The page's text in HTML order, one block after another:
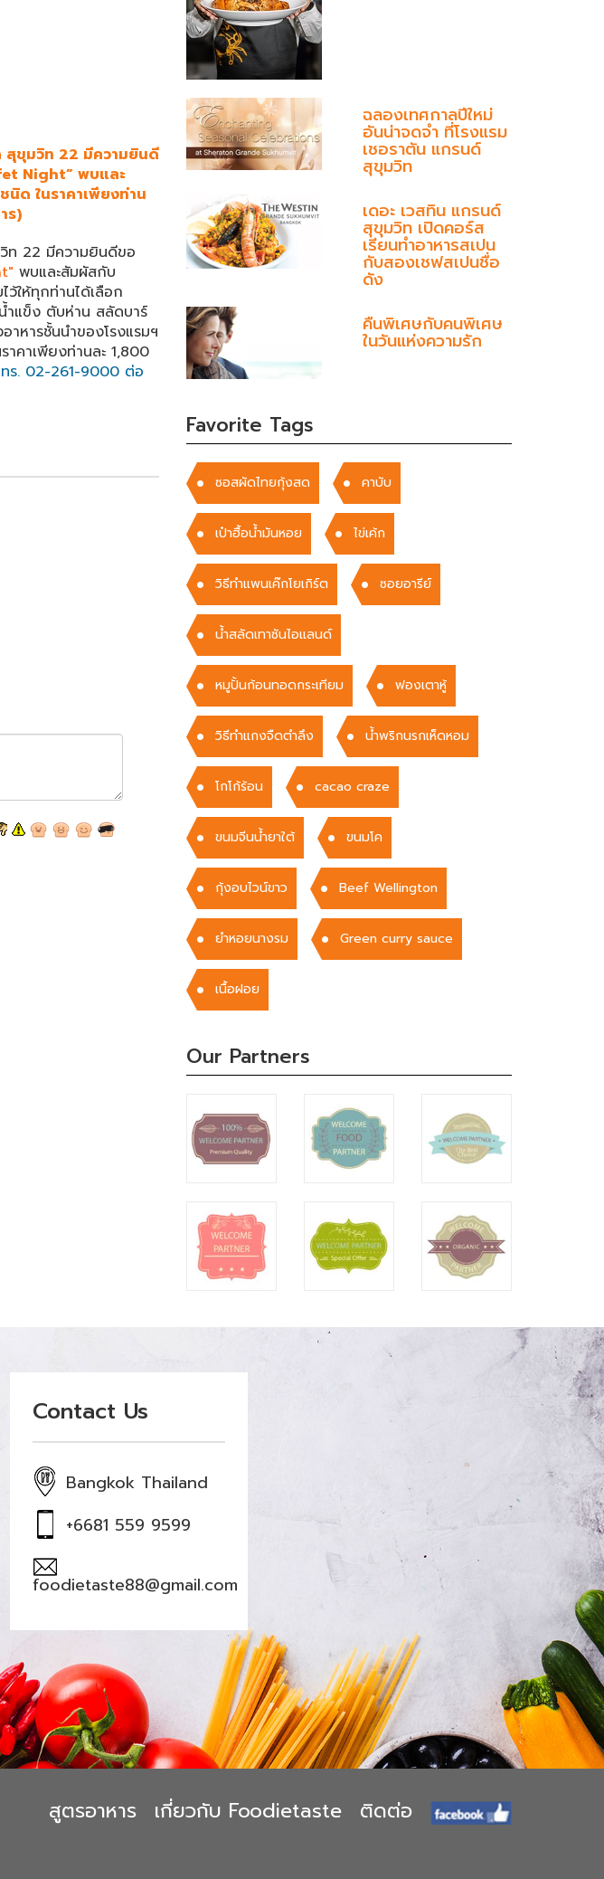
สุขุมวิท 22 มีความยินดี
Night” พบและ
ด ในราคาเพียงท่าน
ร)
วิท 22 มีความยินดีขอ
พบและสัมผัสกับ
ให้ทุกท่านได้เลือก
ำแข็ง ตับห่าน สลัดบาร์
หารชั้นนำของโรงแรมฯ
าคาเพียงท่านละ 1,800
ทร. 02-261-9000 ต่อ
ฉลองเทศกาลปีใหม่
อันน่าจดจำ ที่โรงแรม
เชอราตัน แกรนด์
สุขุมวิท
เดอะ เวสทิน แกรนด์
สุขุมวิท เปิดคอร์ส
เรียนทำอาหารสเปน
กับสองเชฟสเปนชื่อ
ดัง
คืนพิเศษกับคนพิเศษ
ในวันแห่งความรัก
Favorite Tags
ซอสผัดไทยกุ้งสด คาบับ
เป๋าฮื้อน้ำมันหอย ไข่เค้ก
วิธีทำแพนเค๊กโยเกิร์ต ซอยอารีย์
น้ำสลัดเทาซันไอแลนด์
หมูปั้นก้อนทอดกระเทียม ฟองเตาหู้
วิธีทำแกงจืดตำลึง น้ำพริกนรกเห็ดหอม
โกโก้ร้อน cacao craze
ขนมจีนน้ำยาใต้ ขนมโค
กุ้งอบไวน์ขาว Beef Wellington
ยำหอยนางรม Green curry sauce
เนื้อฝอย
Our Partners
Contact Us
Bangkok Thailand
+6681 559 9599
foodietaste88@gmail.com
สูตรอาหาร เกี่ยวกับ Foodietaste ติดต่อ